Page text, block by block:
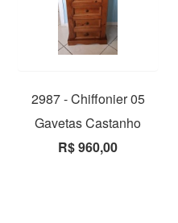
2987 - Chiffonier 05
Gavetas Castanho
R$ 960,00